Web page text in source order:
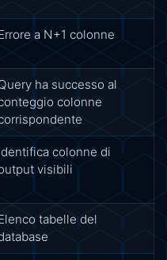
a N+1 colonne
ha successo al
colonne
colonne di
visibili
tabelle del